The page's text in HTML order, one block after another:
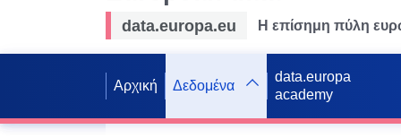
data.europa.eu Η επίσημη πύλη
Αρχική Δεδομένα
data.europa
academy